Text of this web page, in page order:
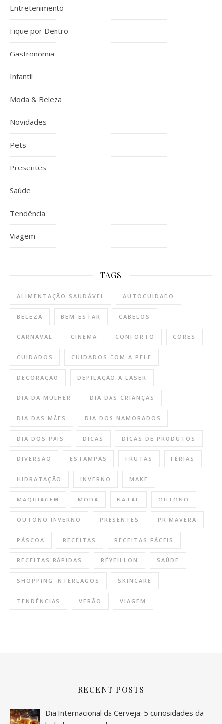
Entretenimento
Fique por Dentro
Gastronomia
Infantil
Moda & Beleza
Novidades
Pets
Presentes
Saúde
Tendência
Viagem
TAGS
ALIMENTAÇÃO SAUDÁVEL AUTOCUIDADO
BELEZA BEM-ESTAR CABELOS
CARNAVAL CINEMA CONFORTO CORES
CUIDADOS CUIDADOS COM A PELE
DECORAÇÃO DEPILAÇÃO A LASER
DIA DA MULHER DIA DAS CRIANÇAS
DIA DAS MÃES DIA DOS NAMORADOS
DIA DOS PAIS DICAS DICAS DE PRODUTOS
DIVERSÃO ESTAMPAS FRUTAS FÉRIAS
HIDRATAÇÃO INVERNO MAKE
MAQUIAGEM MODA NATAL OUTONO
OUTONO INVERNO PRESENTES PRIMAVERA
PÁSCOA RECEITAS RECEITAS FÁCEIS
RECEITAS RÁPIDAS RÉVEILLON SAÚDE
SHOPPING INTERLAGOS SKINCARE
TENDÊNCIAS VERÃO VIAGEM
RECENT POSTS
Dia Internacional da Cerveja: 5 curiosidades da